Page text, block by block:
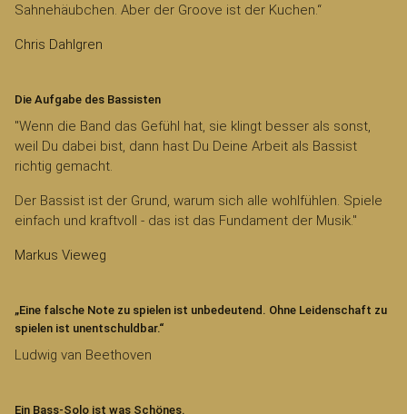
Sahnehäubchen. Aber der Groove ist der Kuchen.“
Chris Dahlgren
Die Aufgabe des Bassisten
"Wenn die Band das Gefühl hat, sie klingt besser als sonst,
weil Du dabei bist, dann hast Du Deine Arbeit als Bassist
richtig gemacht.
Der Bassist ist der Grund, warum sich alle wohlfühlen. Spiele
einfach und kraftvoll - das ist das Fundament der Musik."
Markus Vieweg
„Eine falsche Note zu spielen ist unbedeutend. Ohne Leidenschaft zu
spielen ist unentschuldbar.“
Ludwig van Beethoven
Ein Bass-Solo ist was Schönes.